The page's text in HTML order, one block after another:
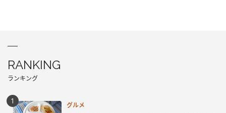
RANKING
ランキング
グルメ